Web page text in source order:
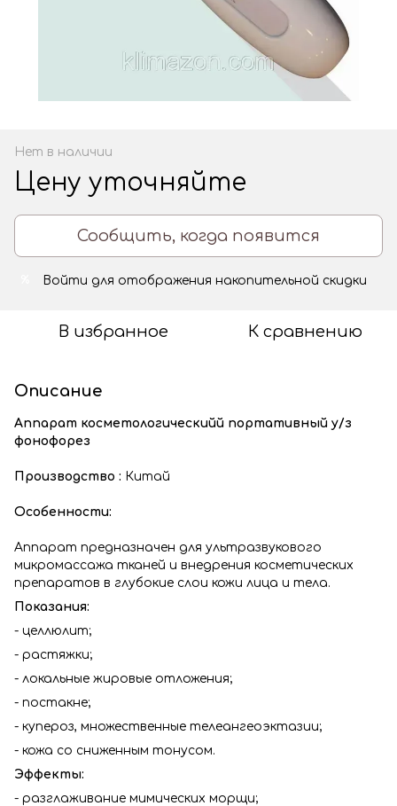
Нет в наличии
Цену уточняйте
Сообщить, когда появится
Войти для отображения накопительной скидки
В избранное К сравнению
Описание
Аппарат косметологическийй портативный у/з
фонофорез
Производство : Китай
Особенности:
Аппарат предназначен для ультразвукового
микромассажа тканей и внедрения косметических
препаратов в глубокие слои кожи лица и тела.
Показания:
- целлюлит;
- растяжки;
- локальные жировые отложения;
- постакне;
- купероз, множественные телеангеоэктазии;
- кожа со сниженным тонусом.
Эффекты:
- разглаживание мимических морщи;